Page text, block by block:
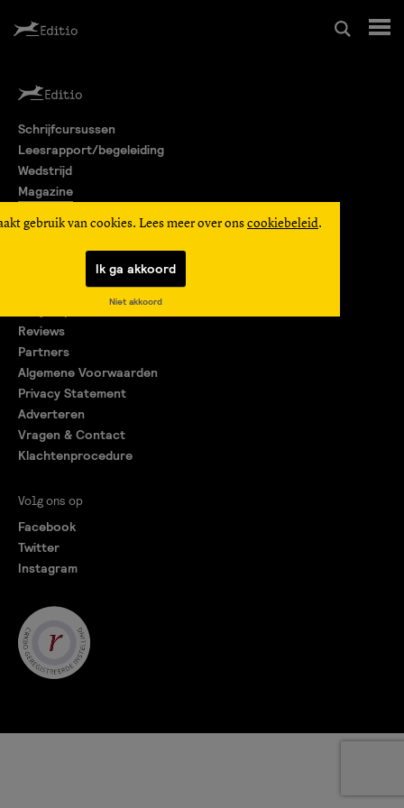
Leesrapport/begeleiding
Wedstrijd
Editio Producties
gebruik van cookies. Lees meer over ons cookiebeleid.
Ik ga akkoord
Niet akkoord
Schrijfcursussen
Leesrapport/begeleiding
Wedstrijd
Magazine
Reviews
Partners
Algemene Voorwaarden
Privacy Statement
Adverteren
Vragen & Contact
Klachtenprocedure
Volg ons op
Facebook
Twitter
Instagram